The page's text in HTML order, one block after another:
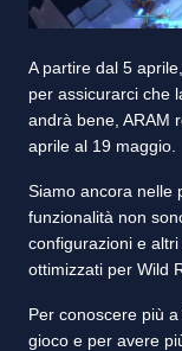
A partire dal 5
per assicurarci che
andrà bene, ARAM
aprile al 19 maggio.
Siamo ancora nelle
funzionalità non
configurazioni e
ottimizzati per Wild
Per conoscere più
gioco e per avere